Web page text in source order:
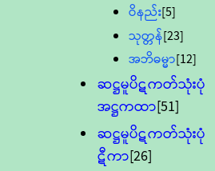
ဝိနည်း[5]
သုတ္တန်[23]
အဘိဓမ္မာ[12]
ဆဋ္ဌမူပိဋကတ်သုံးပုံ
အဋ္ဌကထာ[51]
ဆဋ္ဌမူပိဋကတ်သုံးပုံ
ဋီကာ[26]